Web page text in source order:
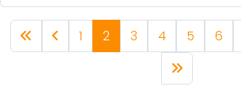
1 2 3 4 5 6